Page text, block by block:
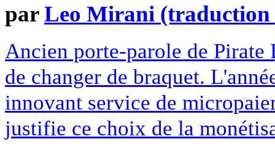
parLeo Mirani (traduction
Ancien porte-parole de Pirate
de changer de braquet.
innovant service de
justifie ce choix de la